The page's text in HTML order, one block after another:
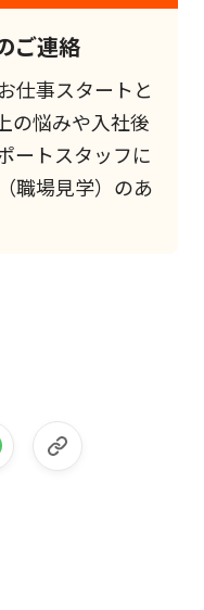
ご連絡
事スタートと
の悩みや入社後
ートスタッフに
職場見学）のあ